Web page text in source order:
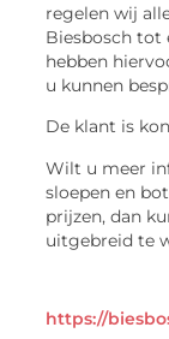
regelen wij
Biesbosch tot
hebben
u kunnen
De klant is
Wilt u meer
sloepen en
prijzen, dan
uitgebreid te
https://